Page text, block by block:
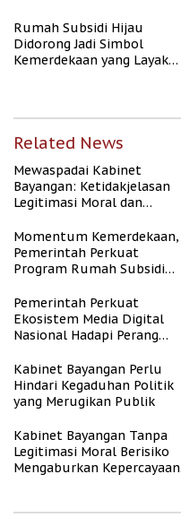
Rumah Subsidi Hijau
Didorong Jadi Simbol
Kemerdekaan yang Layak
Related News
Mewaspadai Kabinet
Bayangan: Ketidakjelasan
Legitimasi Moral dan
Momentum Kemerdekaan,
Pemerintah Perkuat
Program Rumah Subsidi
Berpenghasilan Rendah
Pemerintah Perkuat
Ekosistem Media Digital
Nasional Hadapi Perang
Kabinet Bayangan Perlu
Hindari Kegaduhan Politik
yang Merugikan Publik
Kabinet Bayangan Tanpa
Legitimasi Moral Berisiko
Mengaburkan Kepercayaan